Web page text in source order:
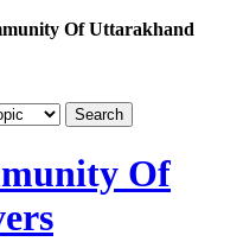
Of Uttarakhand
Of